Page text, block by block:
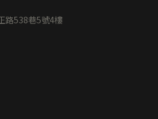
路538巷5號4樓